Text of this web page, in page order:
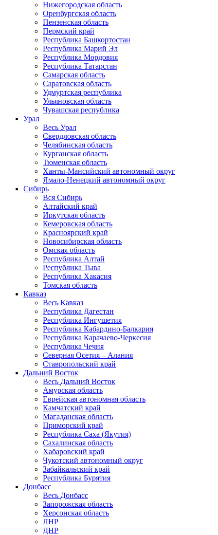
Нижегородская область
Оренбургская область
Пензенская область
Пермский край
Республика Башкортостан
Республика Марий Эл
Республика Мордовия
Республика Татарстан
Самарская область
Саратовская область
Удмуртская республика
Ульяновская область
Чувашская республика
Урал
Весь Урал
Свердловская область
Челябинская область
Курганская область
Тюменская область
Ханты-Мансийский автономный округ
Ямало-Ненецкий автономный округ
Сибирь
Вся Сибирь
Алтайский край
Иркутская область
Кемеровская область
Красноярский край
Новосибирская область
Омская область
Республика Алтай
Республика Тыва
Республика Хакасия
Томская область
Кавказ
Весь Кавказ
Республика Дагестан
Республика Ингушетия
Республика Кабардино-Балкария
Республика Карачаево-Черкесия
Республика Чечня
Северная Осетия – Алания
Ставропольский край
Дальний Восток
Весь Дальний Восток
Амурская область
Еврейская автономная область
Камчатский край
Магаданская область
Приморский край
Республика Саха (Якутия)
Сахалинская область
Хабаровский край
Чукотский автономный округ
Забайкальский край
Республика Бурятия
Донбасс
Весь Донбасс
Запорожская область
Херсонская область
ЛНР
ДНР